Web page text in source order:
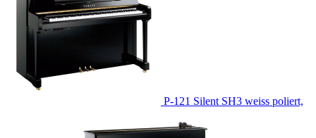
P-121 Silent SH3 weiss poliert,